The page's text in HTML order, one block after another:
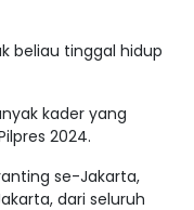
beliau tinggal hidup
kader yang
2024.
se-Jakarta,
dari seluruh